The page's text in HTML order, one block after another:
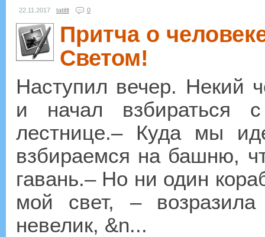
22.11.2017 tatitlt 0
Притча о
Светом!
Наступил вечер. Некий
и начал взбираться
лестнице.– Куда мы
взбираемся на башню,
гавань.– Но ни один
мой свет, –
невелик, &n...